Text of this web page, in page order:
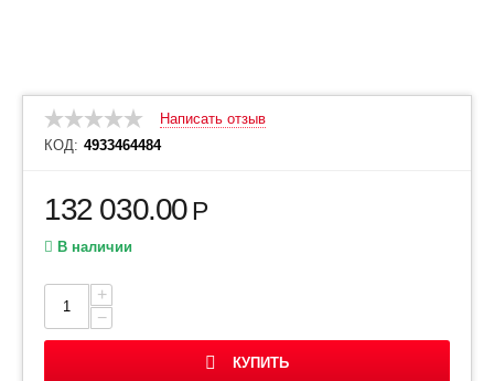
Написать отзыв
КОД: 4933464484
132 030.00Р
В наличии
+
−
КУПИТЬ